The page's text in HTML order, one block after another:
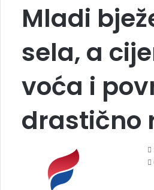
Mladi
sela, a
voća i
drastično